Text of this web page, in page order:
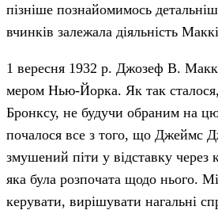
пізніше познайомимось
вчинків залежала діяльність
1 вересня 1932 р. Джозеф В.
мером Нью-Йорка. Як так
Бронксу, не будучи обраним на цю
почалося все з того, що Джеймс
змушений піти у відставку через
яка була розпочата щодо нього.
керувати, вирішувати нагальні